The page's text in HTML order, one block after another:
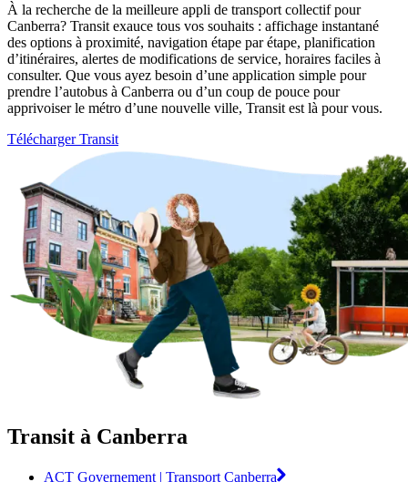
À la recherche de la meilleure appli de transport collectif pour
Canberra? Transit exauce tous vos souhaits : affichage instantané
des options à proximité, navigation étape par étape, planification
d’itinéraires, alertes de modifications de service, horaires faciles à
consulter. Que vous ayez besoin d’une application simple pour
prendre l’autobus à Canberra ou d’un coup de pouce pour
apprivoiser le métro d’une nouvelle ville, Transit est là pour vous.
Télécharger Transit
Transit à Canberra
ACT Governement | Transport Canberra